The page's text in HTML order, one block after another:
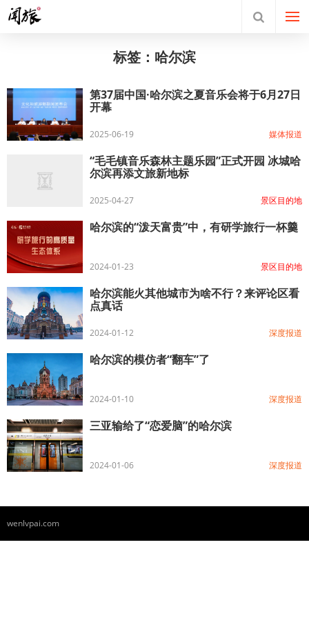
标签：哈尔滨
第37届中国·哈尔滨之夏音乐会将于6月27日
开幕
2025-06-19 媒体报道
“毛毛镇音乐森林主题乐园”正式开园 冰城哈
尔滨再添文旅新地标
2025-04-27 景区目的地
哈尔滨的“泼天富贵”中，有研学旅行一杯羹
2024-01-23 景区目的地
哈尔滨能火其他城市为啥不行？来评论区看
点真话
2024-01-12 深度报道
哈尔滨的模仿者“翻车”了
2024-01-10 深度报道
三亚输给了“恋爱脑”的哈尔滨
2024-01-06 深度报道
wenlvpai.com